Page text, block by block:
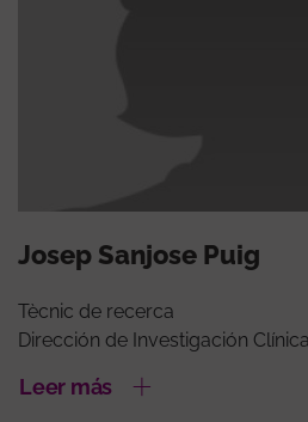
Josep Sanjose Puig
Tècnic de recerca
Dirección de Investigación
Leer más